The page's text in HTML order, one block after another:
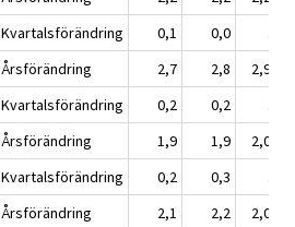
Kvartalsförändring
0,1 0,0
Årsförändring 2,7 2,8
2,9
Kvartalsförändring
0,2 0,2
Årsförändring 1,9 1,9
2,0
Kvartalsförändring
0,2 0,3
Årsförändring 2,1 2,2
2,0